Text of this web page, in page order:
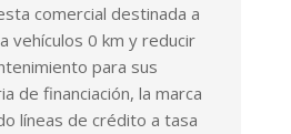
comercial destinada a
vehículos 0 km y reducir
para sus
de financiación, la marca
líneas de crédito a tasa